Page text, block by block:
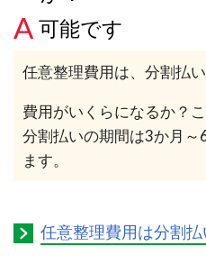
可能です
任意整理費用は、分割払
費用がいくらになるか？
分割払いの期間は3か月～
ます。
任意整理費用は分割払